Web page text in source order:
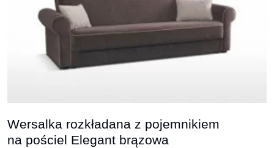
Wersalka rozkładana z pojemnikiem
na pościel Elegant brązowa